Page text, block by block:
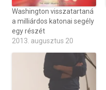
Washington visszatartaná
a milliárdos katonai segély
egy részét
2013. augusztus 20